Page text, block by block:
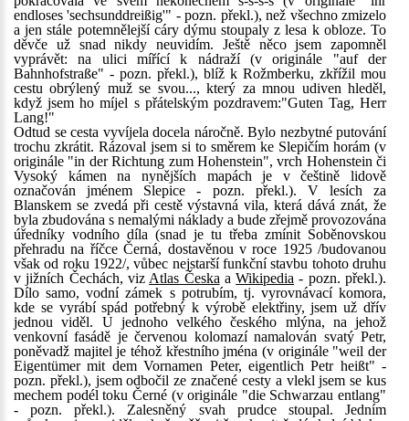
endloses 'sechsunddreißig'" - pozn. překl.), než všechno zmizelo
a jen stále potemnělejší cáry dýmu stoupaly z lesa k obloze. To
děvče už snad nikdy neuvidím. Ještě něco jsem zapomněl
vyprávět: na ulici mířící k nádraží (v originále "auf der
Bahnhofstraße" - pozn. překl.), blíž k Rožmberku, zkřížil mou
cestu obrýlený muž se svou..., který za mnou udiven hleděl,
když jsem ho míjel s přátelským pozdravem:"Guten Tag, Herr
Lang!"
Odtud se cesta vyvíjela docela náročně. Bylo nezbytné putování
trochu zkrátit. Rázoval jsem si to směrem ke Slepičím horám (v
originále "in der Richtung zum Hohenstein", vrch Hohenstein či
Vysoký kámen na nynějších mapách je v češtině lidově
označován jménem Slepice - pozn. překl.). V lesích za
Blanskem se zvedá při cestě výstavná vila, která dává znát, že
byla zbudována s nemalými náklady a bude zřejmě provozována
úředníky vodního díla (snad je tu třeba zmínit Soběnovskou
přehradu na říčce Černá, dostavěnou v roce 1925 /budovanou
však od roku 1922/, vůbec nejstarší funkční stavbu tohoto druhu
v jižních Čechách, viz Atlas Česka aWikipedia - pozn. překl.).
Dílo samo, vodní zámek s potrubím, tj. vyrovnávací komora,
kde se vyrábí spád potřebný k výrobě elektřiny, jsem už dřív
jednou viděl. U jednoho velkého českého mlýna, na jehož
venkovní fasádě je červenou kolomazí namalován svatý Petr,
poněvadž majitel je téhož křestního jména (v originále "weil der
Eigentümer mit dem Vornamen Peter, eigentlich Petr heißt" -
pozn. překl.), jsem odbočil ze značené cesty a vlekl jsem se kus
mechem podél toku Černé (v originále "die Schwarzau entlang"
- pozn. překl.). Zalesněný svah prudce stoupal. Jedním